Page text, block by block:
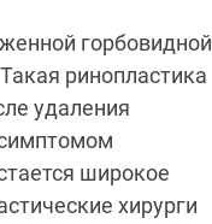
горбовидной
ринопластика
удаления
широкое
хирурги